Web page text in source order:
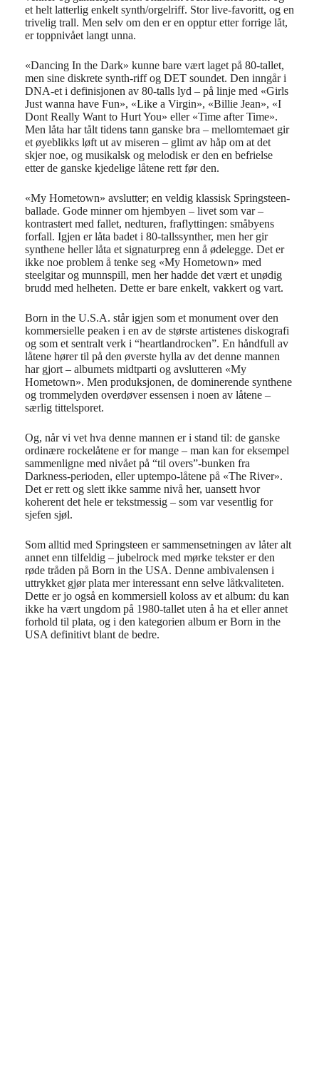
et helt latterlig enkelt synth/orgelriff. Stor live-favoritt, og en
trivelig trall. Men selv om den er en opptur etter forrige låt,
er toppnivået langt unna.
«Dancing In the Dark» kunne bare vært laget på 80-tallet,
men sine diskrete synth-riff og DET soundet. Den inngår i
DNA-et i definisjonen av 80-talls lyd – på linje med «Girls
Just wanna have Fun», «Like a Virgin», «Billie Jean», «I
Dont Really Want to Hurt You» eller «Time after Time».
Men låta har tålt tidens tann ganske bra – mellomtemaet gir
et øyeblikks løft ut av miseren – glimt av håp om at det
skjer noe, og musikalsk og melodisk er den en befrielse
etter de ganske kjedelige låtene rett før den.
«My Hometown» avslutter; en veldig klassisk Springsteen-
ballade. Gode minner om hjembyen – livet som var –
kontrastert med fallet, nedturen, fraflyttingen: småbyens
forfall. Igjen er låta badet i 80-tallssynther, men her gir
synthene heller låta et signaturpreg enn å ødelegge. Det er
ikke noe problem å tenke seg «My Hometown» med
steelgitar og munnspill, men her hadde det vært et unødig
brudd med helheten. Dette er bare enkelt, vakkert og vart.
Born in the U.S.A. står igjen som et monument over den
kommersielle peaken i en av de største artistenes diskografi
og som et sentralt verk i “heartlandrocken”. En håndfull av
låtene hører til på den øverste hylla av det denne mannen
har gjort – albumets midtparti og avslutteren «My
Hometown». Men produksjonen, de dominerende synthene
og trommelyden overdøver essensen i noen av låtene –
særlig tittelsporet.
Og, når vi vet hva denne mannen er i stand til: de ganske
ordinære rockelåtene er for mange – man kan for eksempel
sammenligne med nivået på “til overs”-bunken fra
Darkness-perioden, eller uptempo-låtene på «The River».
Det er rett og slett ikke samme nivå her, uansett hvor
koherent det hele er tekstmessig – som var vesentlig for
sjefen sjøl.
Som alltid med Springsteen er sammensetningen av låter alt
annet enn tilfeldig – jubelrock med mørke tekster er den
røde tråden på Born in the USA. Denne ambivalensen i
uttrykket gjør plata mer interessant enn selve låtkvaliteten.
Dette er jo også en kommersiell koloss av et album: du kan
ikke ha vært ungdom på 1980-tallet uten å ha et eller annet
forhold til plata, og i den kategorien album er Born in the
USA definitivt blant de bedre.